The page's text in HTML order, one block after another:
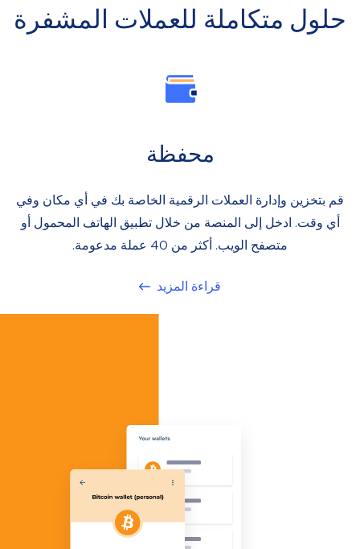
حلول متكاملة للعملات المشفرة
محفظة
قم بتخزين وإدارة العملات الرقمية الخاصة بك في أي مكان وفي
أي وقت. ادخل إلى المنصة من خلال تطبيق الهاتف المحمول أو
متصفح الويب. أكثر من 40 عملة مدعومة.
قراءة المزيد